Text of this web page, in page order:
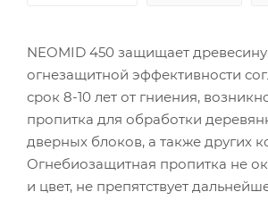
NEOMID 450 защищает
огнезащитной эффективности
срок 8-10 лет от гниения,
пропитка для обработки
дверных блоков, а также других
Огнебиозащитная пропитка не
и цвет, не препятствует